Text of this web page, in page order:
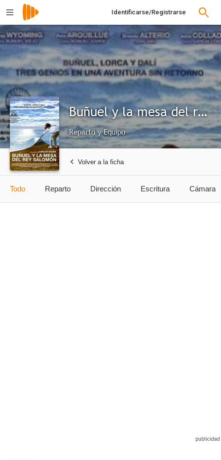
Identificarse/Registrarse
Buñuel y la mesa del rey Salomón
Reparto y Equipo
Volver a la ficha
Todo Reparto Dirección Escritura Cámara